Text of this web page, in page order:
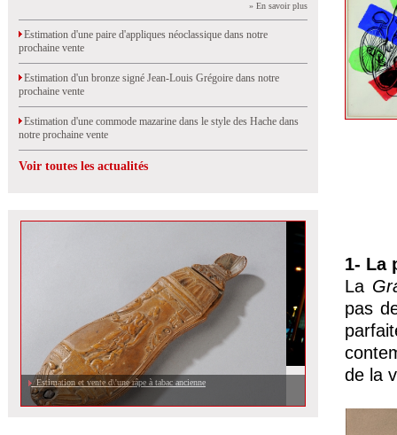
» En savoir plus
Estimation d'une paire d'appliques néoclassique dans notre
prochaine vente
Estimation d'un bronze signé Jean-Louis Grégoire dans notre
prochaine vente
Estimation d'une commode mazarine dans le style des Hache dans
notre prochaine vente
Voir toutes les actualités
Estimation et vente d\'une râpe à tabac ancienne
1- La
La
pas
de la